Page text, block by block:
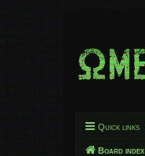
Quick links
Board index